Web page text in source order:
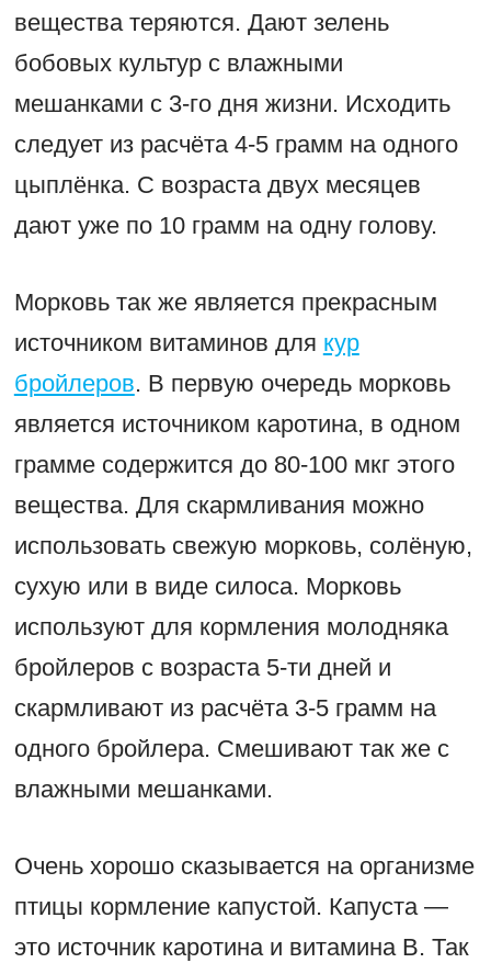
вещества теряются. Дают зелень
бобовых культур с влажными
мешанками с 3-го дня жизни. Исходить
следует из расчёта 4-5 грамм на одного
цыплёнка. С возраста двух месяцев
дают уже по 10 грамм на одну голову.
Морковь так же является прекрасным
источником витаминов для кур
бройлеров. В первую очередь морковь
является источником каротина, в одном
грамме содержится до 80-100 мкг этого
вещества. Для скармливания можно
использовать свежую морковь, солёную,
сухую или в виде силоса. Морковь
используют для кормления молодняка
бройлеров с возраста 5-ти дней и
скармливают из расчёта 3-5 грамм на
одного бройлера. Смешивают так же с
влажными мешанками.
Очень хорошо сказывается на организме
птицы кормление капустой. Капуста —
это источник каротина и витамина B. Так